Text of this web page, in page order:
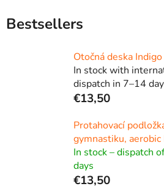
Bestsellers
Otočná deska
In stock with
dispatch in 7–14
€13,50
Protahovací
gymnastiku,
In stock – dispatch
days
€13,50